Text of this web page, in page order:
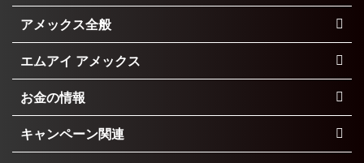
アメックス全般
エムアイ アメックス
お金の情報
キャンペーン関連